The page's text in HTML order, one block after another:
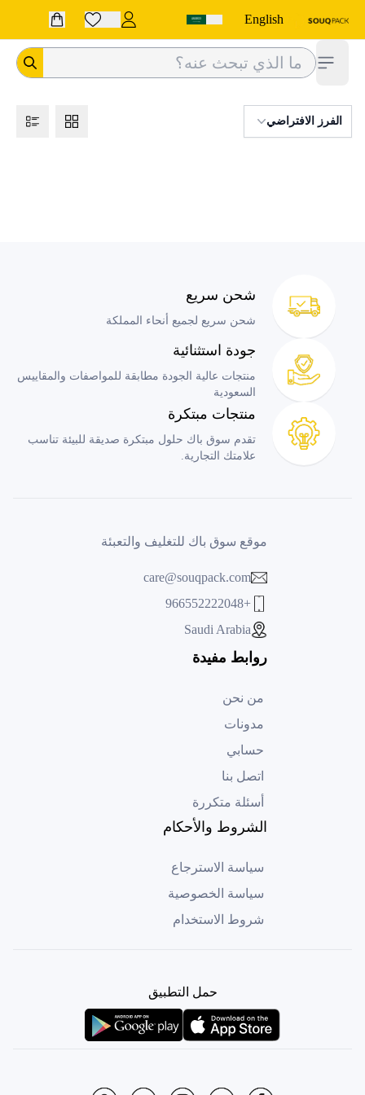
English
فتح الشريط الجانبي
الفرز الافتراضي
شحن سريع
شحن سريع لجميع أنحاء المملكة
جودة استثنائية
منتجات عالية الجودة مطابقة للمواصفات والمقاييس
السعودية
منتجات مبتكرة
تقدم سوق باك حلول مبتكرة صديقة للبيئة تناسب
علامتك التجارية.
موقع سوق باك للتغليف والتعبئة
care@souqpack.com
+966552222048
Saudi Arabia
روابط مفيدة
من نحن
مدونات
حسابي
اتصل بنا
أسئلة متكررة
الشروط والأحكام
سياسة الاسترجاع
سياسة الخصوصية
شروط الاستخدام
حمل التطبيق